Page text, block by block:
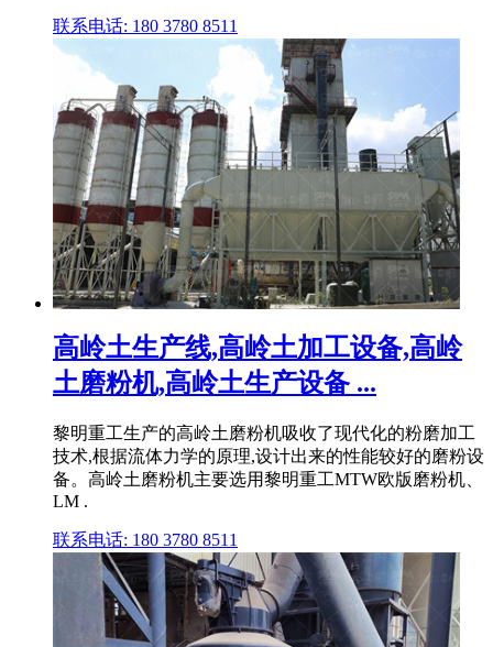
联系电话: 180 3780 8511
高岭土生产线,高岭土加工设备,高岭
土磨粉机,高岭土生产设备 ...
黎明重工生产的高岭土磨粉机吸收了现代化的粉磨加工
技术,根据流体力学的原理,设计出来的性能较好的磨粉设
备。高岭土磨粉机主要选用黎明重工MTW欧版磨粉机、
LM .
联系电话: 180 3780 8511